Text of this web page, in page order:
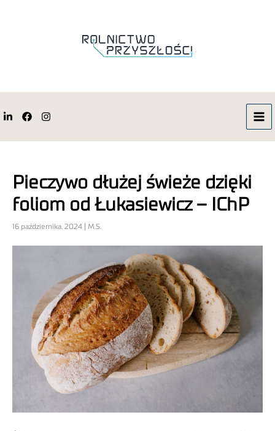
Pieczywo dłużej świeże dzięki
foliom od Łukasiewicz – IChP
16 października, 2024 | M.S.